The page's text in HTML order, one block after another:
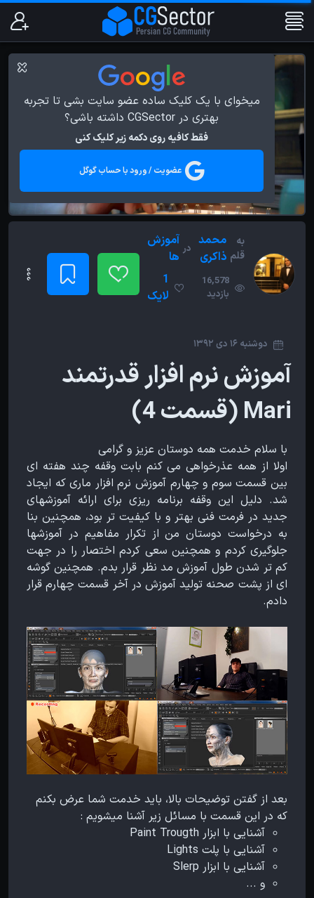
میخوای با یک کلیک ساده عضو سایت بشی تا تجربه
بهتری در CGSector داشته باشی؟
فقط کافیه روی دکمه زیر کلیک کنی
عضویت / ورود با حساب گوگل
به
قلم
محمد
ذاکری
در آموزش
ها
16,578
بازدید
1
لایک
دوشنبه 16 دی 1392
آموزش نرم افزار قدرتمند
Mari (قسمت 4)
با سلام خدمت همه دوستان عزیز و گرامی
اولا از همه عذرخواهی می کنم بابت وقفه چند هفته ای
بین قسمت سوم و چهارم آموزش نرم افزار ماری که ایجاد
شد. دلیل این وقفه برنامه ریزی برای ارائه آموزشهای
جدید در فرمت فنی بهتر و با کیفیت تر بود، همچنین بنا
به درخواست دوستان من از تکرار مفاهیم در آموزشها
جلوگیری کردم و همچنین سعی کردم اختصار را در جهت
کم تر شدن طول آموزش مد نظر قرار بدم. همچنین گوشه
ای از پشت صحنه تولید آموزش در آخر قسمت چهارم قرار
دادم.
بعد از گفتن توضیحات بالا، باید خدمت شما عرض بکنم
که در این قسمت با مسائل زیر آشنا میشویم :
آشنایی با ابزار Paint Trougth
آشنایی با پلت Lights
آشنایی با ابزار Slerp
و ...